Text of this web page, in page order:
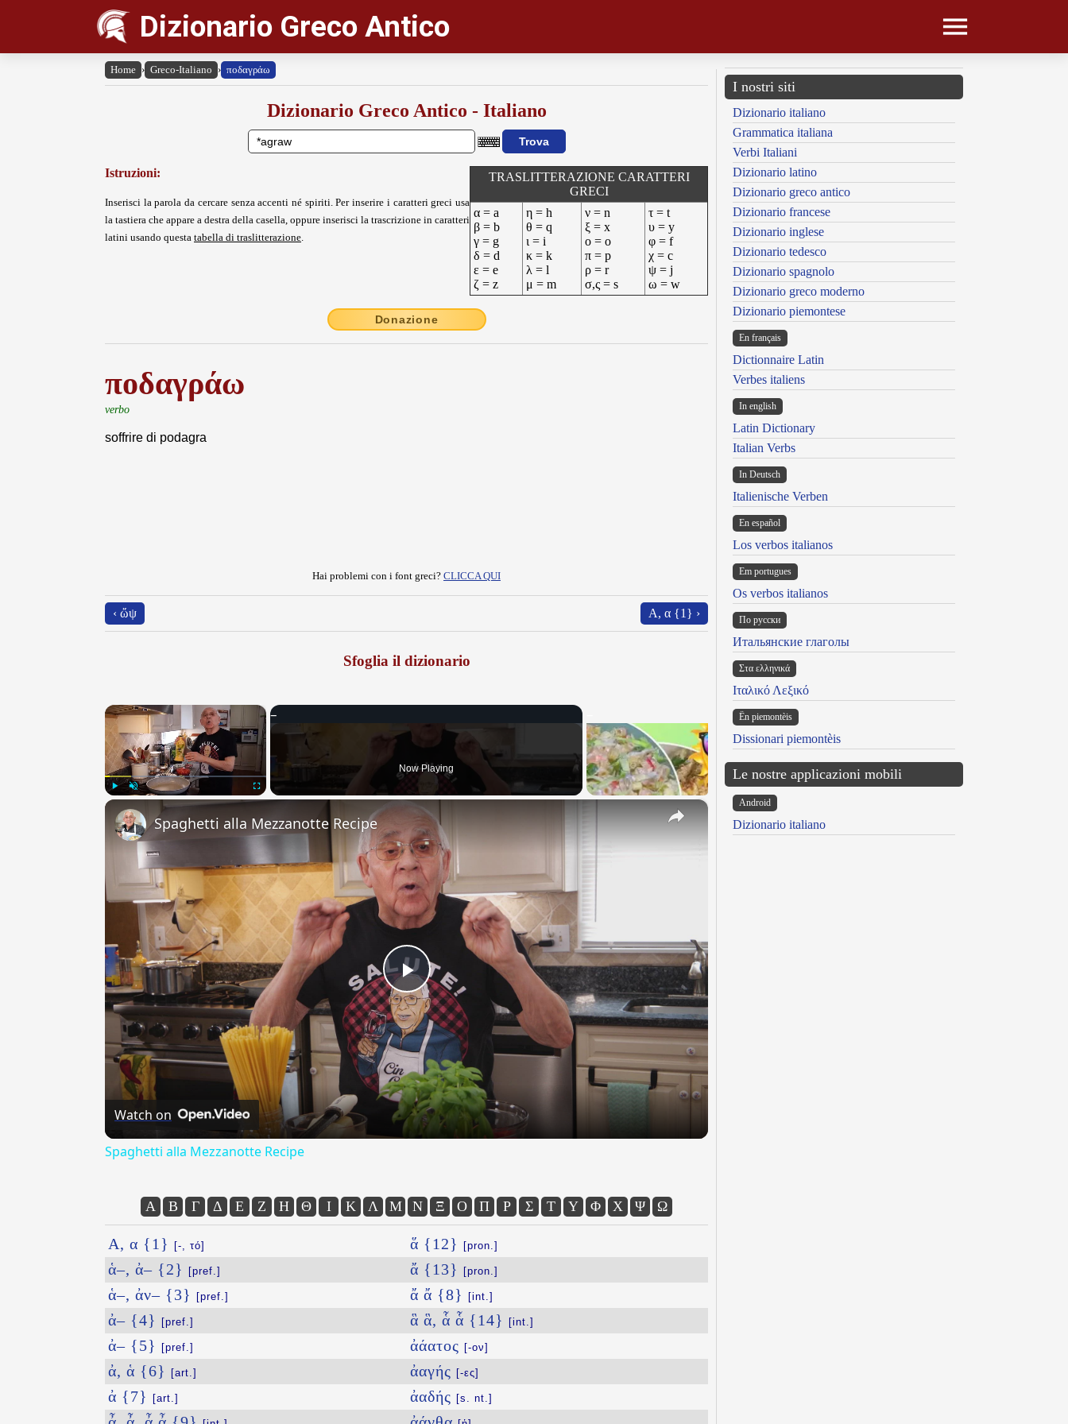
Dizionario Greco Antico
Home › Greco-Italiano › ποδαγράω
Dizionario Greco Antico - Italiano
Istruzioni:
Inserisci la parola da cercare senza accenti né spiriti. Per inserire i caratteri greci usa
la tastiera che appare a destra della casella, oppure inserisci la trascrizione in caratteri
latini usando questa tabella di traslitterazione.
TRASLITTERAZIONE CARATTERI
GRECI
α = a
β = b
γ = g
δ = d
ε = e
ζ = z
η = h
θ = q
ι = i
κ = k
λ = l
μ = m
ν = n
ξ = x
ο = o
π = p
ρ = r
σ,ς = s
τ = t
υ = y
φ = f
χ = c
ψ = j
ω = w
Donazione
ποδαγράω
verbo
soffrire di podagra
Hai problemi con i font greci? CLICCA QUI
‹ ὤψ Α, α {1} ›
Sfoglia il dizionario
×
Fullscreen
Now Playing
×
Play
Video
Spaghetti alla Mezzanotte Recipe
Watch on
Spaghetti alla Mezzanotte Recipe
Α Β Γ Δ Ε Ζ Η Θ Ι Κ Λ Μ Ν Ξ Ο Π Ρ Σ Τ Υ Φ Χ Ψ Ω
Α, α {1} [-, τό]
ἁ–, ἀ– {2} [pref.]
ἁ–, ἀν– {3} [pref.]
ἀ– {4} [pref.]
ἀ– {5} [pref.]
ἀ, ἁ {6} [art.]
ἀ {7} [art.]
ἅ {12} [pron.]
ἄ {13} [pron.]
ἄ ἄ {8} [int.]
ἃ ἃ, ἇ ἇ {14} [int.]
ἀάατος [-ον]
ἀαγής [-ες]
ἀαδής [s. nt.]
I nostri siti
Dizionario italiano
Grammatica italiana
Verbi Italiani
Dizionario latino
Dizionario greco antico
Dizionario francese
Dizionario inglese
Dizionario tedesco
Dizionario spagnolo
Dizionario greco moderno
Dizionario piemontese
En français
Dictionnaire Latin
Verbes italiens
In english
Latin Dictionary
Italian Verbs
In Deutsch
Italienische Verben
En español
Los verbos italianos
Em portugues
Os verbos italianos
По русски
Итальянские глаголы
Στα ελληνικά
Ιταλικό Λεξικό
Ën piemontèis
Dissionari piemontèis
Le nostre applicazioni mobili
Android
Dizionario italiano